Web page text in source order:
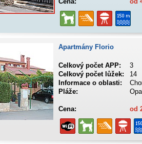
Apartmány Florio
Celkový počet APP:
3
Celkový počet lůžek:
14
Informace o oblasti:
Pláže:
Cena: od